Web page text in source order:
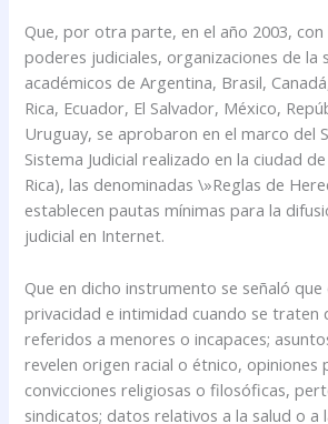
Que, por otra parte, en el año 2003,
poderes judiciales, organizaciones de la
académicos de Argentina, Brasil,
Rica, Ecuador, El Salvador, México,
Uruguay, se aprobaron en el marco del
Sistema Judicial realizado en la ciudad
Rica), las denominadas \»Reglas de
establecen pautas mínimas para la
judicial en Internet.
Que en dicho instrumento se señaló
privacidad e intimidad cuando se traten
referidos a menores o incapaces;
revelen origen racial o étnico, opiniones
convicciones religiosas o filosóficas,
sindicatos; datos relativos a la salud o a